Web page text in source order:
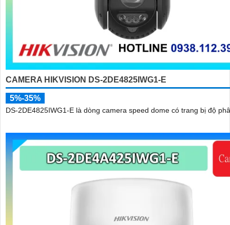
CAMERA HIKVISION DS-2DE4825IWG1-E
5%-35%
DS-2DE4825IWG1-E là dòng camera speed dome có trang bị độ